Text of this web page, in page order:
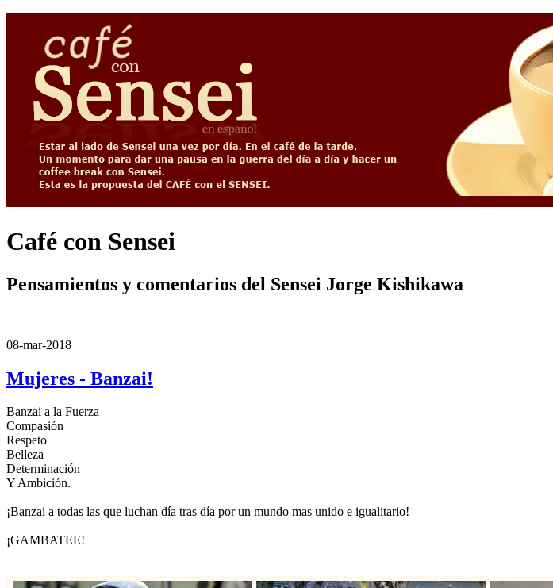
Café con Sensei
Pensamientos y comentarios del Sensei Jorge Kishikawa
08-mar-2018
Mujeres - Banzai!
Banzai a la Fuerza
Compasión
Respeto
Belleza
Determinación
Y Ambición.
¡Banzai a todas las que luchan día tras día por un mundo mas unido e igualitario!
¡GAMBATEE!